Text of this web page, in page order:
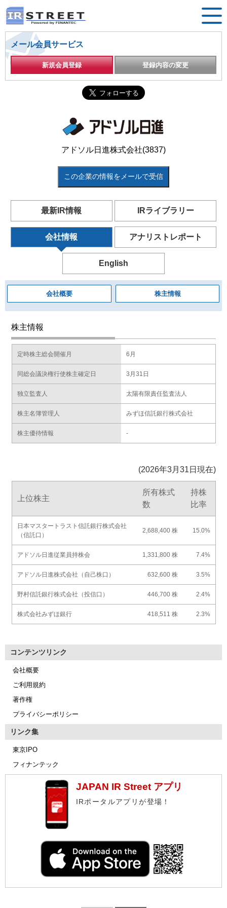
メール会員サービス
新規会員登録 登録内容の変更
アドソル日進株式会社(3837)
この企業の情報をメールで受信
最新IR情報 IRライブラリー
会社情報 アナリストレポート
English
会社概要 株主情報
株主情報
定時株主総会開催月 6月
同総会議決権行使株主確定日 3月31日
独立監査人 太陽有限責任監査法人
株主名簿管理人 みずほ信託銀行株式会社
株主優待情報 -
(2026年3月31日現在)
上位株主
所有株式
数
持株
比率
日本マスタートラスト信託銀行株式会社
（信託口）
2,688,400 株 15.0%
アドソル日進従業員持株会 1,331,800 株 7.4%
アドソル日進株式会社（自己株口） 632,600 株 3.5%
野村信託銀行株式会社（投信口） 446,700 株 2.4%
株式会社みずほ銀行 418,511 株 2.3%
コンテンツリンク
会社概要
ご利用規約
著作権
プライバシーポリシー
リンク集
東京IPO
フィナンテック
JAPAN IR Street アプリ
IRポータルアプリが登場！